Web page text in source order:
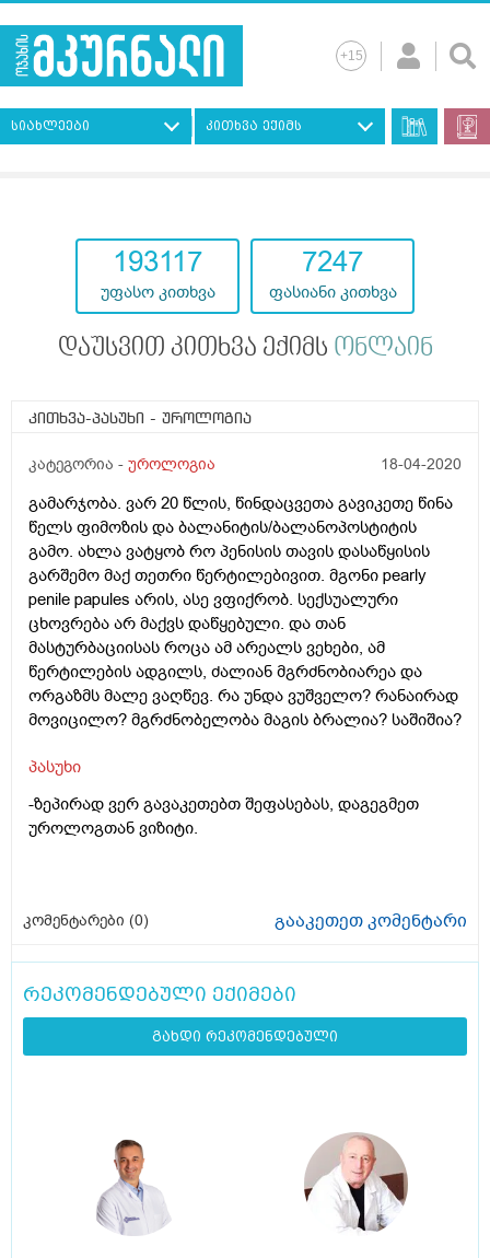
სიახლეები კითხვა ექიმს
193117
უფასო კითხვა
7247
ფასიანი კითხვა
დაუსვით კითხვა ექიმს ონლაინ
კითხვა-პასუხი - უროლოგია
კატეგორია - უროლოგია 18-04-2020
გამარჯობა. ვარ 20 წლის, წინდაცვეთა გავიკეთე წინა
წელს ფიმოზის და ბალანიტის/ბალანოპოსტიტის
გამო. ახლა ვატყობ რო პენისის თავის დასაწყისის
გარშემო მაქ თეთრი წერტილებივით. მგონი pearly
penile papules არის, ასე ვფიქრობ. სექსუალური
ცხოვრება არ მაქვს დაწყებული. და თან
მასტურბაციისას როცა ამ არეალს ვეხები, ამ
წერტილების ადგილს, ძალიან მგრძნობიარეა და
ორგაზმს მალე ვაღწევ. რა უნდა ვუშველო? რანაირად
მოვიცილო? მგრძნობელობა მაგის ბრალია? საშიშია?
პასუხი
-ზეპირად ვერ გავაკეთებთ შეფასებას, დაგეგმეთ
უროლოგთან ვიზიტი.
კომენტარები (0) გააკეთეთ კომენტარი
რეკომენდებული ექიმები
გახდი რეკომენდებული